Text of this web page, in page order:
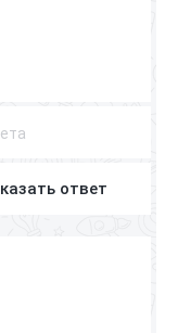
ответ